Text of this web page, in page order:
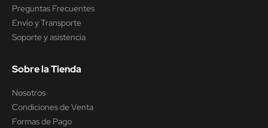
Preguntas Frecuentes
Envío y Transporte
Soporte y asistencia
Sobre la Tienda
Nosotros
Condiciones de Venta
Formas de Pago